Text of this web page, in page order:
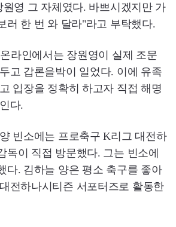
영 그 자체였다. 바쁘시겠지만 가
러 한 번 와 달라"라고 부탁했다.
라인에서는 장원영이 실제 조문
고 갑론을박이 일었다. 이에 유족
입장을 정확히 하고자 직접 해명
다.
빈소에는 프로축구 K리그 대전하
독이 직접 방문했다. 그는 빈소에
다. 김하늘 양은 평소 축구를 좋아
전하나시티즌 서포터즈로 활동한